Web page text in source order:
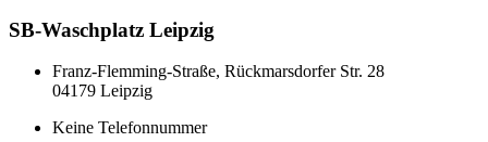
SB-Waschplatz Leipzig
Franz-Flemming-Straße, Rückmarsdorfer Str. 28
04179 Leipzig
Keine Telefonnummer